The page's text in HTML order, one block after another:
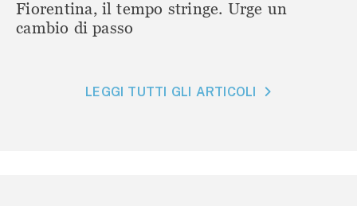
Fiorentina, il tempo stringe. Urge un
cambio di passo
LEGGI TUTTI GLI ARTICOLI